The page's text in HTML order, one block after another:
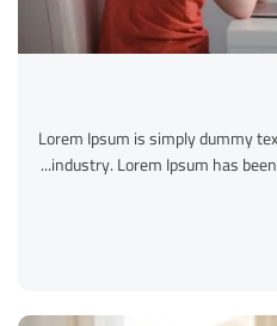
Lorem Ipsum is simply dummy
industry. Lorem Ipsum has